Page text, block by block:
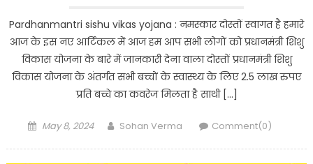
Pardhanmantri sishu vikas yojana : नमस्कार दोस्तों स्वागत है हमारे
आज के इस नए आर्टिकल में आज हम आप सभी लोगों को प्रधानमंत्री शिशु
विकास योजना के बारे में जानकारी देना वाला दोस्तों प्रधानमंत्री शिशु
विकास योजना के अंतर्गत सभी बच्चों के स्वास्थ्य के लिए 2.5 लाख रुपए
प्रति बच्चे का कवरेज मिलता है साथी […]
Posted
May 8, 2024 Author
Sohan Verma Comment(0)